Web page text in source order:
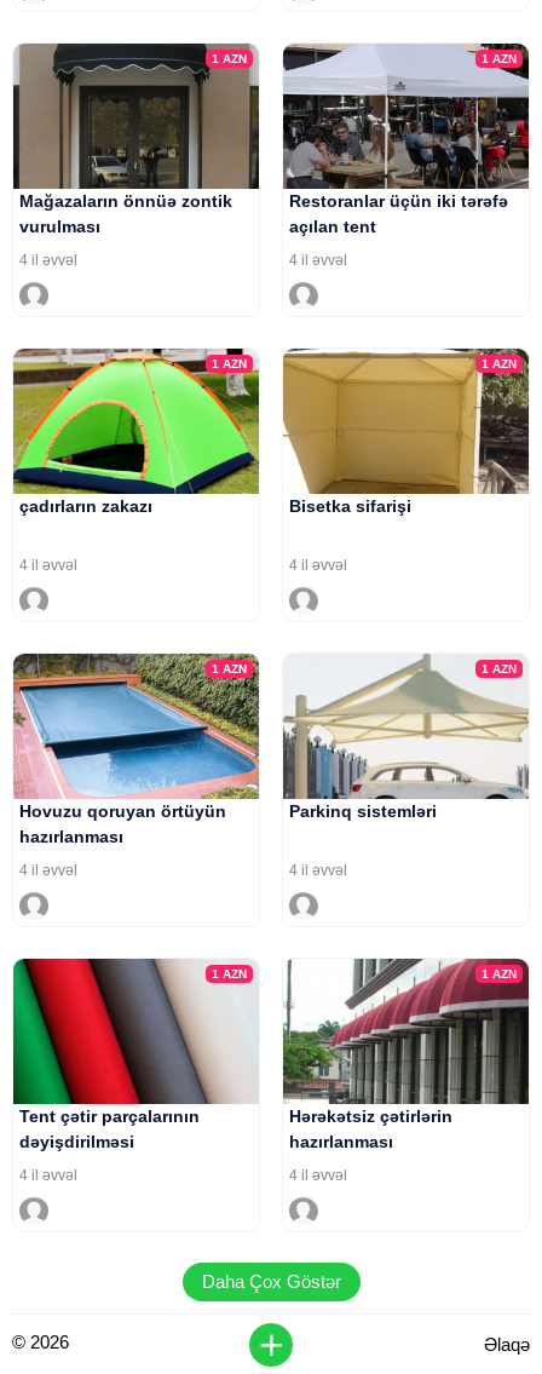
1AZN
Mağazaların önnüə zontik
vurulması
4 il əvvəl
1 AZN
Restoranlar üçün iki tərəfə
açılan tent
4 il əvvəl
1AZN
çadırların zakazı
4 il əvvəl
1 AZN
Bisetka sifarişi
4 il əvvəl
1AZN
Hovuzu qoruyan örtüyün
hazırlanması
4 il əvvəl
1 AZN
Parkinq sistemləri
4 il əvvəl
1AZN
Tent çətir parçalarının
dəyişdirilməsi
4 il əvvəl
1 AZN
Hərəkətsiz çətirlərin
hazırlanması
4 il əvvəl
Daha Çox Göstər
© 2026 Əlaqə
+